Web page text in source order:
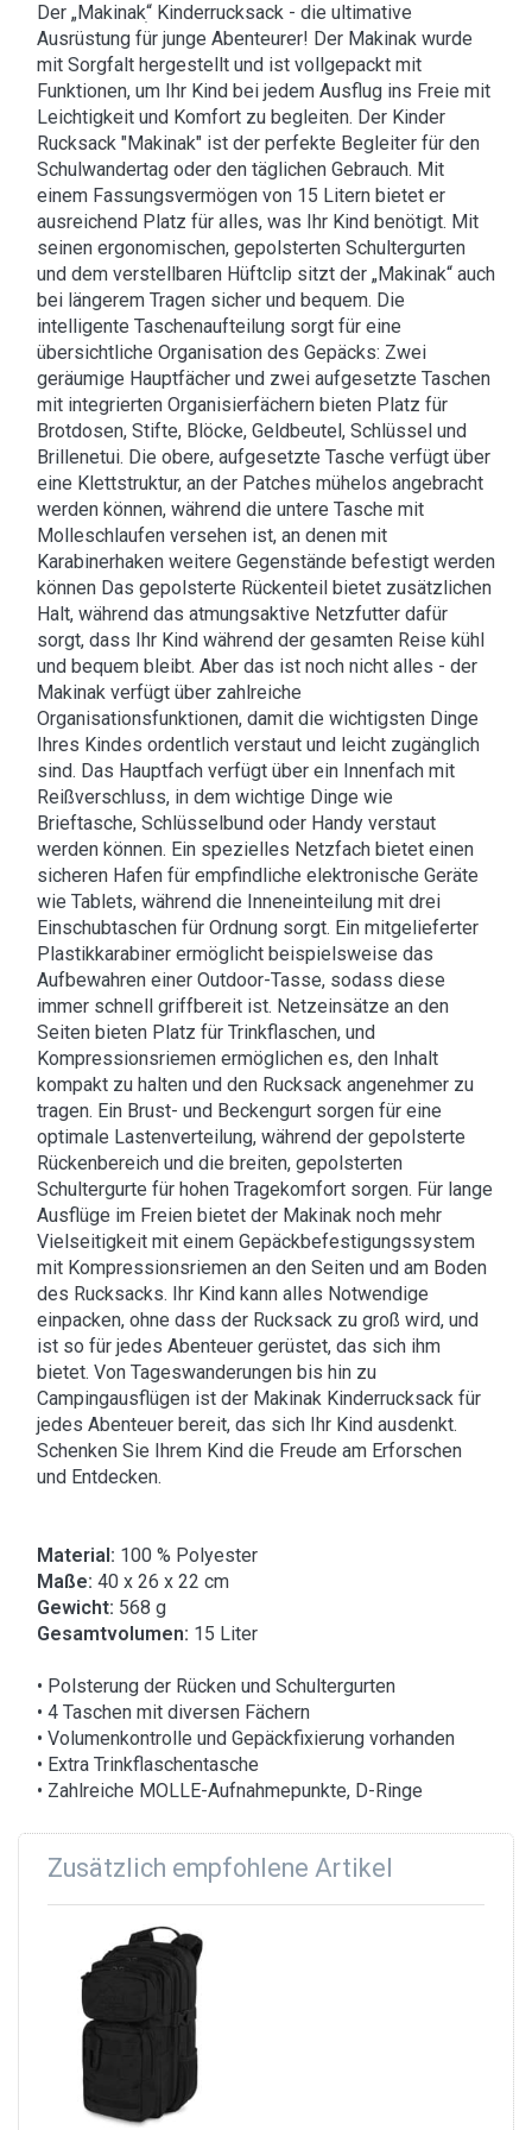
Der „Makinakׅ“ Kinderrucksack - die ultimative
Ausrüstung für junge Abenteurer! Der Makinak wurde
mit Sorgfalt hergestellt und ist vollgepackt mit
Funktionen, um Ihr Kind bei jedem Ausflug ins Freie mit
Leichtigkeit und Komfort zu begleiten. Der Kinder
Rucksack "Makinak" ist der perfekte Begleiter für den
Schulwandertag oder den täglichen Gebrauch. Mit
einem Fassungsvermögen von 15 Litern bietet er
ausreichend Platz für alles, was Ihr Kind benötigt. Mit
seinen ergonomischen, gepolsterten Schultergurten
und dem verstellbaren Hüftclip sitzt der „Makinak“ auch
bei längerem Tragen sicher und bequem. Die
intelligente Taschenaufteilung sorgt für eine
übersichtliche Organisation des Gepäcks: Zwei
geräumige Hauptfächer und zwei aufgesetzte Taschen
mit integrierten Organisierfächern bieten Platz für
Brotdosen, Stifte, Blöcke, Geldbeutel, Schlüssel und
Brillenetui. Die obere, aufgesetzte Tasche verfügt über
eine Klettstruktur, an der Patches mühelos angebracht
werden können, während die untere Tasche mit
Molleschlaufen versehen ist, an denen mit
Karabinerhaken weitere Gegenstände befestigt werden
können Das gepolsterte Rückenteil bietet zusätzlichen
Halt, während das atmungsaktive Netzfutter dafür
sorgt, dass Ihr Kind während der gesamten Reise kühl
und bequem bleibt. Aber das ist noch nicht alles - der
Makinak verfügt über zahlreiche
Organisationsfunktionen, damit die wichtigsten Dinge
Ihres Kindes ordentlich verstaut und leicht zugänglich
sind. Das Hauptfach verfügt über ein Innenfach mit
Reißverschluss, in dem wichtige Dinge wie
Brieftasche, Schlüsselbund oder Handy verstaut
werden können. Ein spezielles Netzfach bietet einen
sicheren Hafen für empfindliche elektronische Geräte
wie Tablets, während die Inneneinteilung mit drei
Einschubtaschen für Ordnung sorgt. Ein mitgelieferter
Plastikkarabiner ermöglicht beispielsweise das
Aufbewahren einer Outdoor-Tasse, sodass diese
immer schnell griffbereit ist. Netzeinsätze an den
Seiten bieten Platz für Trinkflaschen, und
Kompressionsriemen ermöglichen es, den Inhalt
kompakt zu halten und den Rucksack angenehmer zu
tragen. Ein Brust- und Beckengurt sorgen für eine
optimale Lastenverteilung, während der gepolsterte
Rückenbereich und die breiten, gepolsterten
Schultergurte für hohen Tragekomfort sorgen. Für lange
Ausflüge im Freien bietet der Makinak noch mehr
Vielseitigkeit mit einem Gepäckbefestigungssystem
mit Kompressionsriemen an den Seiten und am Boden
des Rucksacks. Ihr Kind kann alles Notwendige
einpacken, ohne dass der Rucksack zu groß wird, und
ist so für jedes Abenteuer gerüstet, das sich ihm
bietet. Von Tageswanderungen bis hin zu
Campingausflügen ist der Makinak Kinderrucksack für
jedes Abenteuer bereit, das sich Ihr Kind ausdenkt.
Schenken Sie Ihrem Kind die Freude am Erforschen
und Entdecken.
Material: 100 % Polyester
Maße: 40 x 26 x 22 cm
Gewicht: 568 g
Gesamtvolumen: 15 Liter
• Polsterung der Rücken und Schultergurten
• 4 Taschen mit diversen Fächern
• Volumenkontrolle und Gepäckfixierung vorhanden
• Extra Trinkflaschentasche
• Zahlreiche MOLLE-Aufnahmepunkte, D-Ringe
Zusätzlich empfohlene Artikel